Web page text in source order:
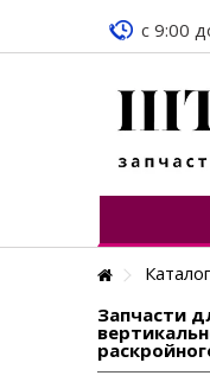
c 9:00
Каталог
Запчасти